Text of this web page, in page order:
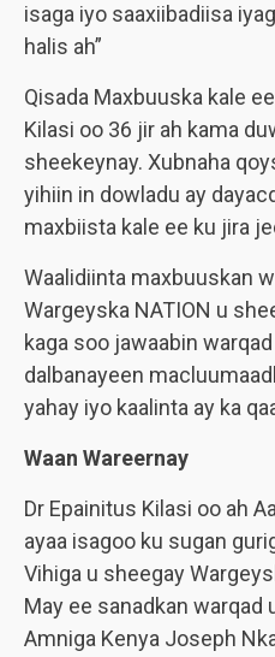
isaga iyo saaxiibadiisa
halis ah”
Qisada Maxbuuska kale
Kilasi oo 36 jir ah kama
sheekeynay. Xubnaha
yihiin in dowladu ay
maxbiista kale ee ku jira
Waalidiinta maxbuuskan
Wargeyska NATION u
kaga soo jawaabin
dalbanayeen
yahay iyo kaalinta ay ka
Waan Wareernay
Dr Epainitus Kilasi oo ah
ayaa isagoo ku sugan
Vihiga u sheegay
May ee sanadkan warqad
Amniga Kenya Joseph